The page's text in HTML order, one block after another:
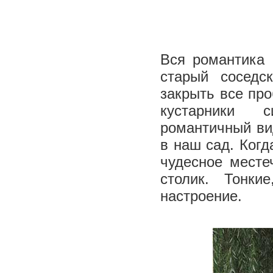
Вся
старый
закрыть все
кустарники
романтичный
в наш сад.
чудесное
столик.
настроение.